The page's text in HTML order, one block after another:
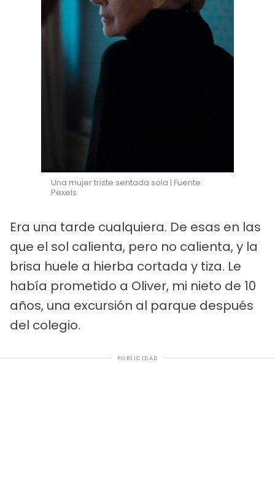
Una mujer triste sentada sola | Fuente:
Pexels
Era una tarde cualquiera. De esas en las
que el sol calienta, pero no calienta, y la
brisa huele a hierba cortada y tiza. Le
había prometido a Oliver, mi nieto de 10
años, una excursión al parque después
del colegio.
PUBLICIDAD